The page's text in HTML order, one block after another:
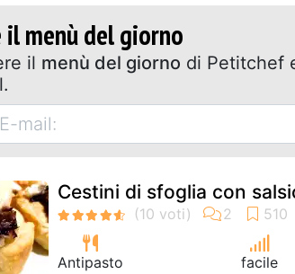
il menù del giorno
il menù del giorno di Petitchef
Cestini di sfoglia con
Antipasto facile